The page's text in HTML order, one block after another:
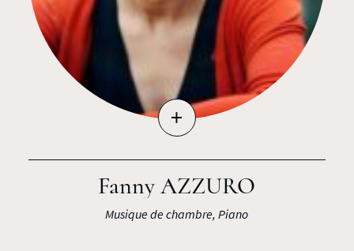
+
Fanny AZZURO
Musique de chambre, Piano